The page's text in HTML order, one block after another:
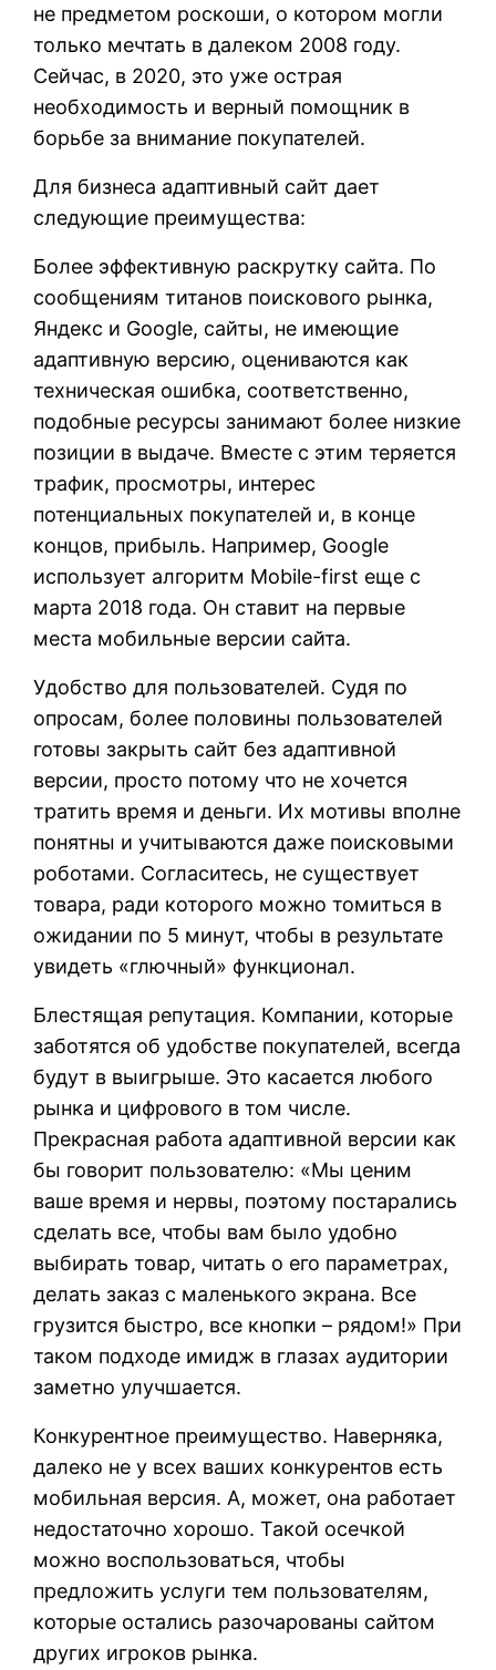
не предметом роскоши, о котором могли
только мечтать в далеком 2008 году.
Сейчас, в 2020, это уже острая
необходимость и верный помощник в
борьбе за внимание покупателей.
Для бизнеса адаптивный сайт дает
следующие преимущества:
Более эффективную раскрутку сайта. По
сообщениям титанов поискового рынка,
Яндекс и Google, сайты, не имеющие
адаптивную версию, оцениваются как
техническая ошибка, соответственно,
подобные ресурсы занимают более низкие
позиции в выдаче. Вместе с этим теряется
трафик, просмотры, интерес
потенциальных покупателей и, в конце
концов, прибыль. Например, Google
использует алгоритм Mobile-first еще с
марта 2018 года. Он ставит на первые
места мобильные версии сайта.
Удобство для пользователей. Судя по
опросам, более половины пользователей
готовы закрыть сайт без адаптивной
версии, просто потому что не хочется
тратить время и деньги. Их мотивы вполне
понятны и учитываются даже поисковыми
роботами. Согласитесь, не существует
товара, ради которого можно томиться в
ожидании по 5 минут, чтобы в результате
увидеть «глючный» функционал.
Блестящая репутация. Компании, которые
заботятся об удобстве покупателей, всегда
будут в выигрыше. Это касается любого
рынка и цифрового в том числе.
Прекрасная работа адаптивной версии как
бы говорит пользователю: «Мы ценим
ваше время и нервы, поэтому постарались
сделать все, чтобы вам было удобно
выбирать товар, читать о его параметрах,
делать заказ с маленького экрана. Все
грузится быстро, все кнопки – рядом!» При
таком подходе имидж в глазах аудитории
заметно улучшается.
Конкурентное преимущество. Наверняка,
далеко не у всех ваших конкурентов есть
мобильная версия. А, может, она работает
недостаточно хорошо. Такой осечкой
можно воспользоваться, чтобы
предложить услуги тем пользователям,
которые остались разочарованы сайтом
других игроков рынка.